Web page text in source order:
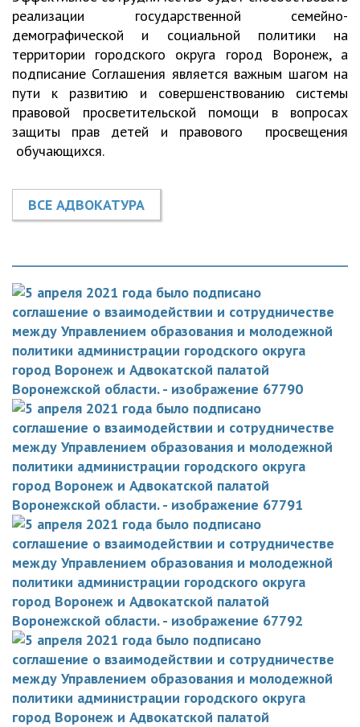
реализации государственной семейно-
демографической и социальной политики на
территории городского округа город Воронеж, а
подписание Соглашения является важным шагом на
пути к развитию и совершенствованию системы
правовой просветительской помощи в вопросах
защиты прав детей и правового просвещения
обучающихся.
ВСЕ АДВОКАТУРА